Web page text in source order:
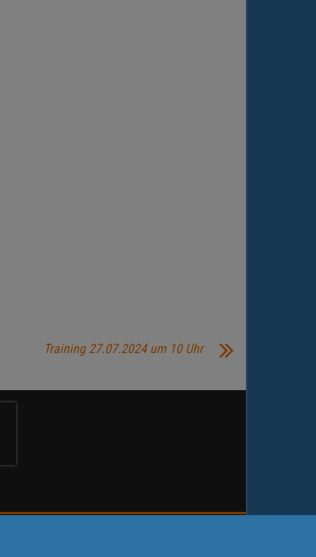
Training 27.07.2024 um 10 Uhr